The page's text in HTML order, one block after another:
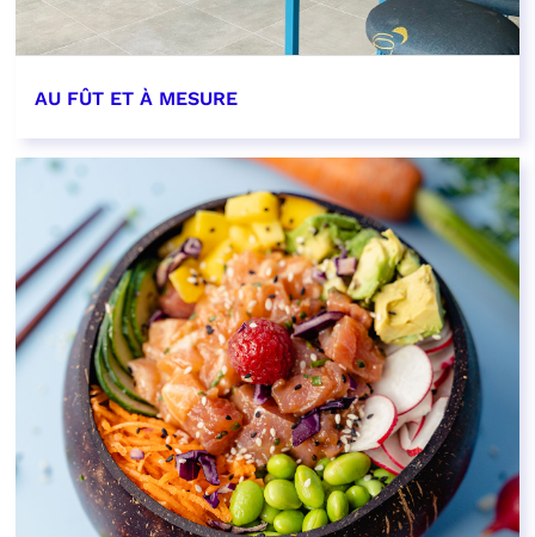
AU FÛT ET À MESURE
EN SAVOIR PLUS